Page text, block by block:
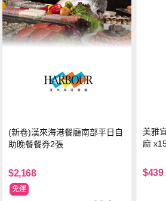
(新卷)漢來海港餐廳南部平日自
助晚餐餐券2張
$2,168
免運
美雅
麻
$439